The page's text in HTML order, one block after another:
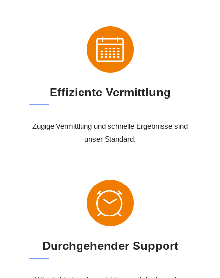
Effiziente Vermittlung
Zügige Vermittlung und schnelle Ergebnisse sind
unser Standard.
Durchgehender Support